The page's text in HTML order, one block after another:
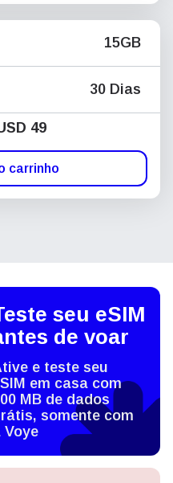
15GB
30 Dias
49
carrinho
seu eSIM
de voar
e teste seu
em casa com
MB de dados
somente com
Voye